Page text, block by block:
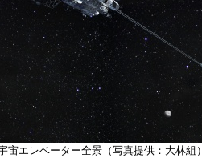
宙エレベーター全景（写真提供：大林組）